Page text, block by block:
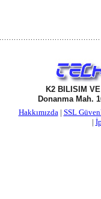
K2 BILISIM
Donanma Mah.
Hakkımızda| SSL
|